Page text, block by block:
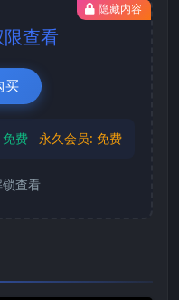
隐藏内容
查看
买
免费 永久会员: 免费
锁查看